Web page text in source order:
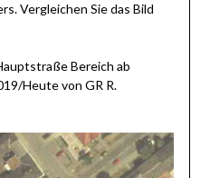
Vergleichen Sie das Bild
Bereich ab
Heute von GR R.